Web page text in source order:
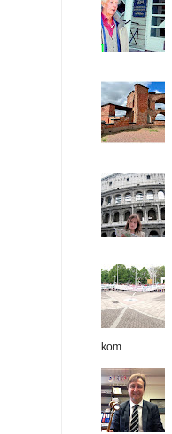
kom...